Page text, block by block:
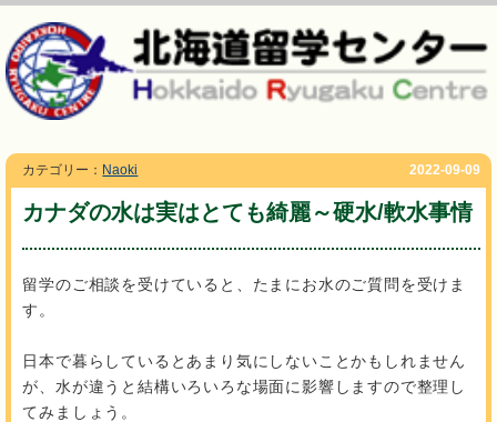
カテゴリー： Naoki 2022-09-09
カナダの水は実はとても綺麗～硬水/軟水事情
留学のご相談を受けていると、たまにお水のご質問を受けま
す。
日本で暮らしているとあまり気にしないことかもしれません
が、水が違うと結構いろいろな場面に影響しますので整理し
てみましょう。